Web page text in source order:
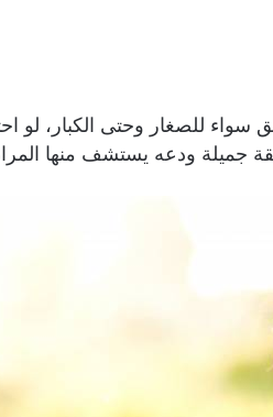
للصغار وحتى الكبار، لو
جميلة ودعه يستشف منها